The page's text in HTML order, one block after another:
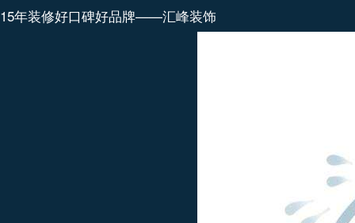
15年装修好口碑好品牌——汇峰装饰